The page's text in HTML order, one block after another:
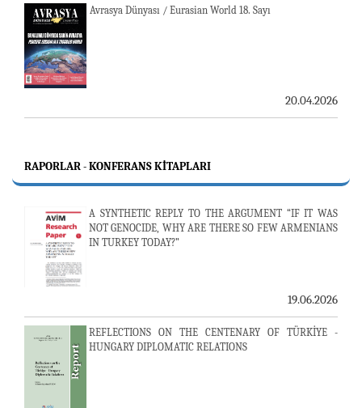
Avrasya Dünyası / Eurasian World 18. Sayı
20.04.2026
RAPORLAR - KONFERANS KITAPLARI
A SYNTHETIC REPLY TO THE ARGUMENT “IF IT WAS
NOT GENOCIDE, WHY ARE THERE SO FEW ARMENIANS
IN TURKEY TODAY?”
19.06.2026
REFLECTIONS ON THE CENTENARY OF TÜRKİYE -
HUNGARY DIPLOMATIC RELATIONS